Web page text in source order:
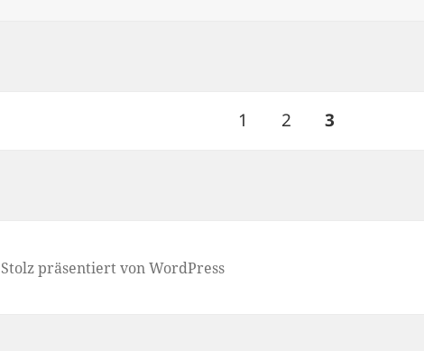
Seite
1 Seite
2 SEITE
3
Stolz präsentiert von WordPress